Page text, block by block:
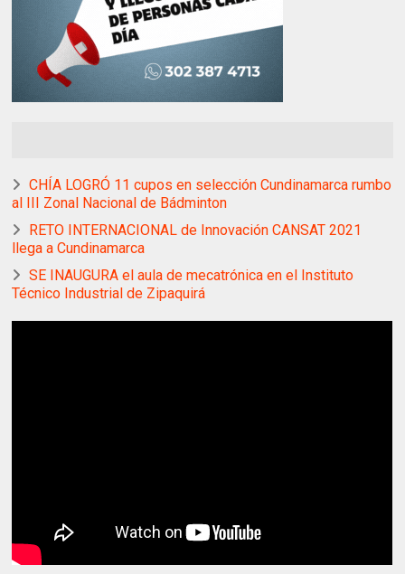
CHÍA LOGRÓ 11 cupos en selección Cundinamarca rumbo
al III Zonal Nacional de Bádminton
RETO INTERNACIONAL de Innovación CANSAT 2021
llega a Cundinamarca
SE INAUGURA el aula de mecatrónica en el Instituto
Técnico Industrial de Zipaquirá